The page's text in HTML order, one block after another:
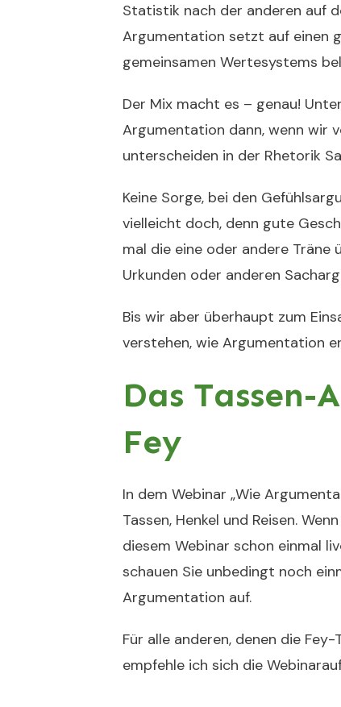
Statistik nach der anderen auf
Argumentation setzt auf einen
gemeinsamen Wertesystems
Der Mix macht es – genau!
Argumentation dann, wenn wir
unterscheiden in der Rhetorik
Keine Sorge, bei den
vielleicht doch, denn gute
mal die eine oder andere Träne
Urkunden oder anderen
Bis wir aber überhaupt zum
verstehen, wie Argumentation
Das Tassen-
Fey
In dem Webinar „Wie
Tassen, Henkel und Reisen.
diesem Webinar schon einmal
schauen Sie unbedingt noch
Argumentation auf.
Für alle anderen, denen die
empfehle ich sich die